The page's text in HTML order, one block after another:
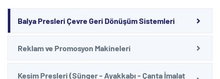
Balya Presleri Çevre Geri Dönüşüm Sistemleri
Reklam ve Promosyon Makineleri
Kesim Presleri (Sünger - Ayakkabı - Çanta İmalat